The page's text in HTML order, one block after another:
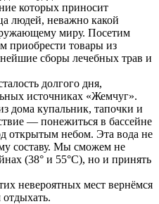
которых приносит
людей, неважно какой
миру. Посетим
приобрести товары из
сборы лечебных трав и
долгого дня,
источниках «Жемчуг».
дома купальник, тапочки и
— понежиться в бассейне
открытым небом. Эта вода не
составу. Мы сможем не
(38° и 55°С), но и принять
невероятных мест вернёмся